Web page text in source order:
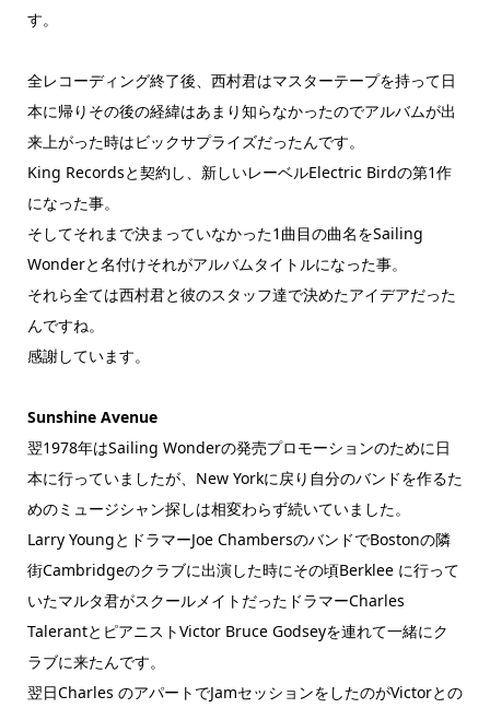
す。
全レコーディング終了後、西村君はマスターテープを持って日
本に帰りその後の経緯はあまり知らなかったのでアルバムが出
来上がった時はビックサプライズだったんです。
King Recordsと契約し、新しいレーベルElectric Birdの第1作
になった事。
そしてそれまで決まっていなかった1曲目の曲名をSailing
Wonderと名付けそれがアルバムタイトルになった事。
それら全ては西村君と彼のスタッフ達で決めたアイデアだった
んですね。
感謝しています。
Sunshine Avenue
翌1978年はSailing Wonderの発売プロモーションのために日
本に行っていましたが、New Yorkに戻り自分のバンドを作るた
めのミュージシャン探しは相変わらず続いていました。
Larry YoungとドラマーJoe ChambersのバンドでBostonの隣
街Cambridgeのクラブに出演した時にその頃Berklee に行って
いたマルタ君がスクールメイトだったドラマーCharles
TalerantとピアニストVictor Bruce Godseyを連れて一緒にク
ラブに来たんです。
翌日Charles のアパートでJamセッションをしたのがVictorとの